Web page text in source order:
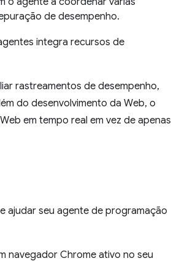
de desempenho.
integra recursos de
rastreamentos de desempenho,
do desenvolvimento da Web, o
em tempo real em vez de apenas
ajudar seu agente de programação
navegador Chrome ativo no seu